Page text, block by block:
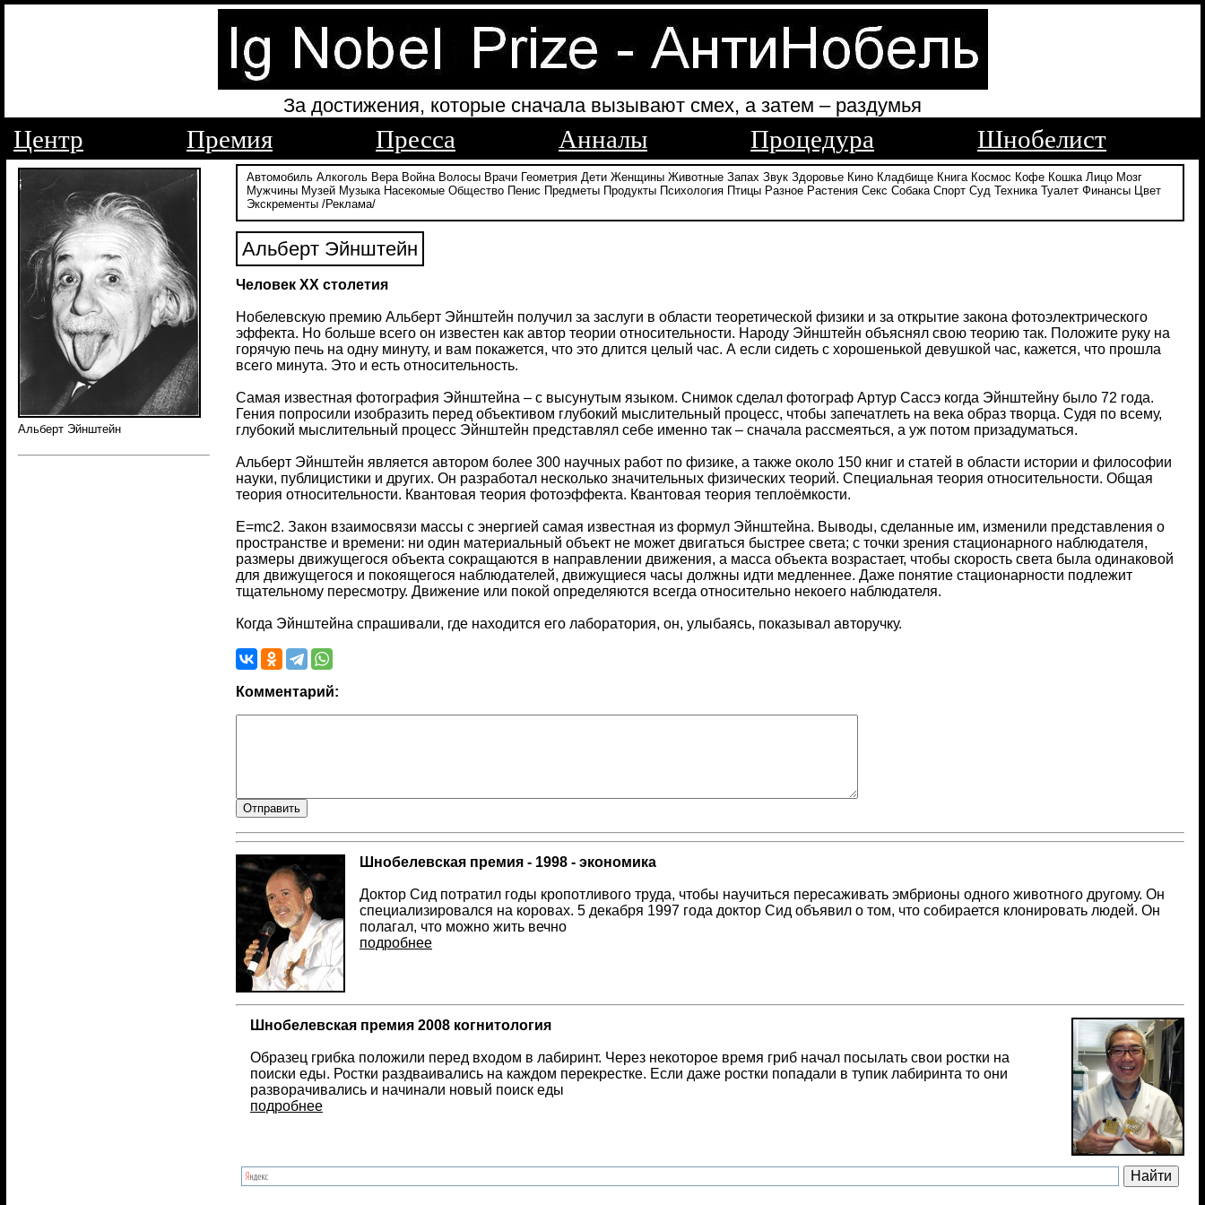
За достижения, которые сначала вызывают смех, а затем – раздумья
Центр Премия Пресса Анналы Процедура Шнобелист
Альберт Эйнштейн
Автомобиль Алкоголь Вера Война Волосы Врачи Геометрия Дети Женщины Животные Запах Звук Здоровье Кино Кладбище Книга Космос Кофе Кошка Лицо Мозг
Мужчины Музей Музыка Насекомые Общество Пенис Предметы Продукты Психология Птицы Разное Растения Секс Собака Спорт Суд Техника Туалет Финансы
Цвет
Экскременты /Реклама/
Альберт Эйнштейн
Человек ХХ столетия
Нобелевскую премию Альберт Эйнштейн получил за заслуги в области теоретической физики и за открытие закона фотоэлектрического
эффекта. Но больше всего он известен как автор теории относительности. Народу Эйнштейн объяснял свою теорию так. Положите руку на
горячую печь на одну минуту, и вам покажется, что это длится целый час. А если сидеть с хорошенькой девушкой час, кажется, что прошла
всего минута. Это и есть относительность.
Самая известная фотография Эйнштейна – с высунутым языком. Снимок сделал фотограф Артур Сассэ когда Эйнштейну было 72 года.
Гения попросили изобразить перед объективом глубокий мыслительный процесс, чтобы запечатлеть на века образ творца. Судя по всему,
глубокий мыслительный процесс Эйнштейн представлял себе именно так – сначала рассмеяться, а уж потом призадуматься.
Альберт Эйнштейн является автором более 300 научных работ по физике, а также около 150 книг и статей в области истории и философии
науки, публицистики и других. Он разработал несколько значительных физических теорий. Специальная теория относительности. Общая
теория относительности. Квантовая теория фотоэффекта. Квантовая теория теплоёмкости.
Е=mс2. Закон взаимосвязи массы с энергией самая известная из формул Эйнштейна. Выводы, сделанные им, изменили представления о
пространстве и времени: ни один материальный объект не может двигаться быстрее света; с точки зрения стационарного наблюдателя,
размеры движущегося объекта сокращаются в направлении движения, а масса объекта возрастает, чтобы скорость света была одинаковой
для движущегося и покоящегося наблюдателей, движущиеся часы должны идти медленнее. Даже понятие стационарности подлежит
тщательному пересмотру. Движение или покой определяются всегда относительно некоего наблюдателя.
Когда Эйнштейна спрашивали, где находится его лаборатория, он, улыбаясь, показывал авторучку.
Комментарий:
Шнобелевская премия - 1998 - экономика
Доктор Сид потратил годы кропотливого труда, чтобы научиться пересаживать эмбрионы одного животного другому. Он
специализировался на коровах. 5 декабря 1997 года доктор Сид объявил о том, что собирается клонировать людей. Он
полагал, что можно жить вечно
подробнее
Шнобелевская премия 2008 когнитология
Образец грибка положили перед входом в лабиринт. Через некоторое время гриб начал посылать свои ростки на
поиски еды. Ростки раздваивались на каждом перекрестке. Если даже ростки попадали в тупик лабиринта то они
разворачивались и начинали новый поиск еды
подробнее